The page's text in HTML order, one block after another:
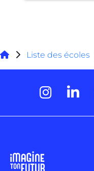
Liste des écoles